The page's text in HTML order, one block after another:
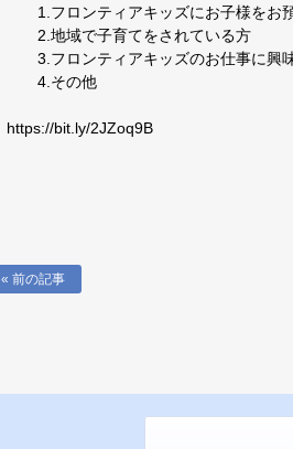
1.フロンティアキッズにお子様をお
2.地域で子育てをされている方
3.フロンティアキッズのお仕事に興
4.その他
https://bit.ly/2JZoq9B
« 前の記事